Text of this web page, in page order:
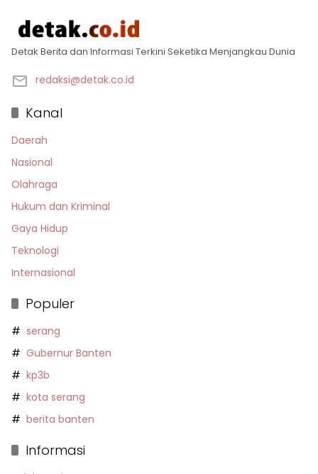
Detak Berita dan Informasi Terkini Seketika Menjangkau Dunia
redaksi@detak.co.id
Kanal
Daerah
Nasional
Olahraga
Hukum dan Kriminal
Gaya Hidup
Teknologi
Internasional
Populer
serang
Gubernur Banten
kp3b
kota serang
berita banten
Informasi